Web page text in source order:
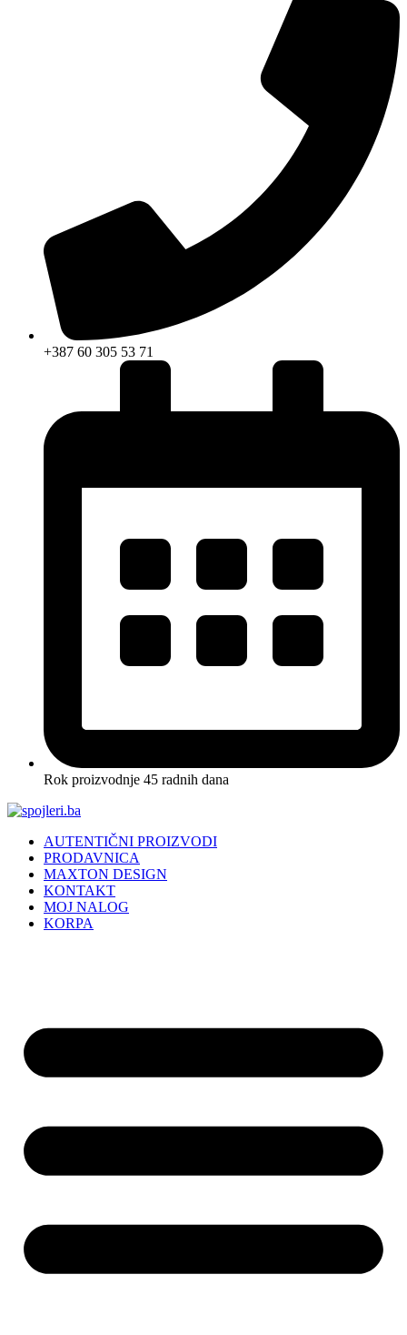
+387 60 305 53 71
Rok proizvodnje 45 radnih dana
AUTENTIČNI PROIZVODI
PRODAVNICA
MAXTON DESIGN
KONTAKT
MOJ NALOG
KORPA